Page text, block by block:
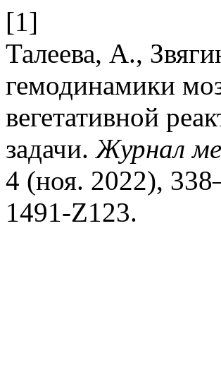
[1]
Талеева, А.,
гемодинамики
вегетативной
задачи. Журнал
4 (ноя. 2022),
1491-Z123.